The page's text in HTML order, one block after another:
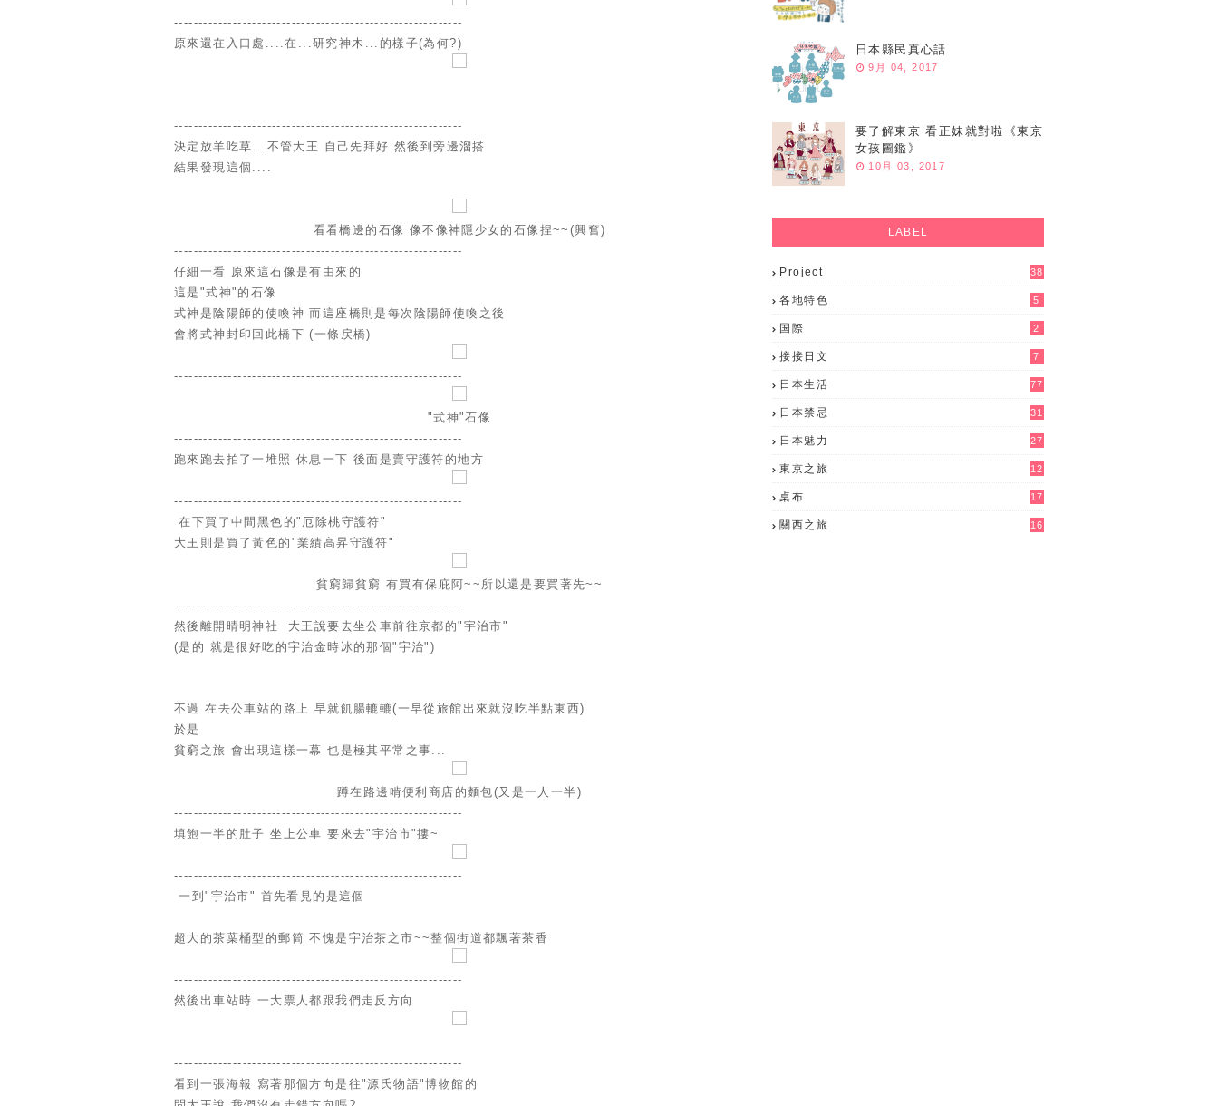
-----------------------------------------------------------
原來還在入口處....在...研究神木...的樣子(為何?)
-----------------------------------------------------------
決定放羊吃草...不管大王 自己先拜好 然後到旁邊溜搭
結果發現這個....
看看橋邊的石像 像不像神隱少女的石像捏~~(興奮)
-----------------------------------------------------------
仔細一看 原來這石像是有由來的
這是"式神"的石像
式神是陰陽師的使喚神 而這座橋則是每次陰陽師使喚之後
會將式神封印回此橋下 (一條戻橋)
-----------------------------------------------------------
"式神"石像
-----------------------------------------------------------
跑來跑去拍了一堆照 休息一下 後面是賣守護符的地方
-----------------------------------------------------------
在下買了中間黑色的"厄除桃守護符"
大王則是買了黃色的"業績高昇守護符"
貧窮歸貧窮 有買有保庇阿~~所以還是要買著先~~
-----------------------------------------------------------
然後離開晴明神社 大王說要去坐公車前往京都的"宇治市"
(是的 就是很好吃的宇治金時冰的那個"宇治")
不過 在去公車站的路上 早就飢腸轆轆(一早從旅館出來就沒吃半點東西)
於是
貧窮之旅 會出現這樣一幕 也是極其平常之事...
蹲在路邊啃便利商店的麵包(又是一人一半)
-----------------------------------------------------------
填飽一半的肚子 坐上公車 要來去"宇治市"摟~
-----------------------------------------------------------
一到"宇治市" 首先看見的是這個
超大的茶葉桶型的郵筒 不愧是宇治茶之市~~整個街道都飄著茶香
-----------------------------------------------------------
然後出車站時 一大票人都跟我們走反方向
-----------------------------------------------------------
看到一張海報 寫著那個方向是往"源氏物語"博物館的
日本縣民真心話
9月 04, 2017
要了解東京 看正妹就對啦《東京
女孩圖鑑》
10月 03, 2017
LABEL
Project 38
各地特色 5
国際 2
接接日文 7
日本生活 77
日本禁忌 31
日本魅力 27
東京之旅 12
桌布 17
關西之旅 16